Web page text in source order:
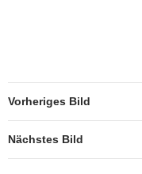
Vorheriges Bild
Nächstes Bild